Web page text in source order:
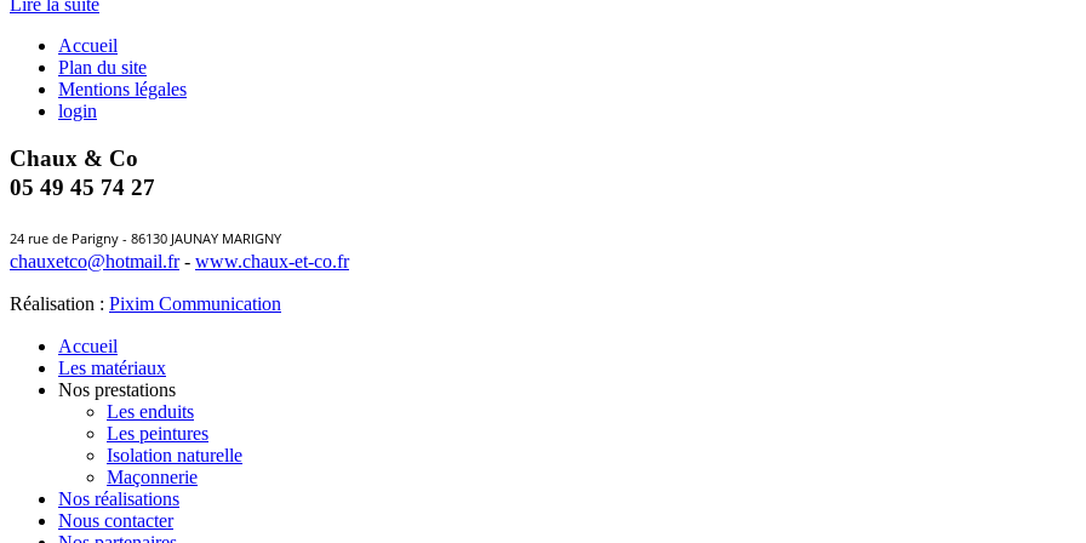
Accueil
Plan du site
Mentions légales
login
Chaux & Co
05 49 45 74 27
24 rue de Parigny - 86130 JAUNAY MARIGNY
chauxetco@hotmail.fr- www.chaux-et-co.fr
Réalisation : Pixim Communication
Accueil
Les matériaux
Nos prestations
Les enduits
Les peintures
Isolation naturelle
Maçonnerie
Nos réalisations
Nous contacter